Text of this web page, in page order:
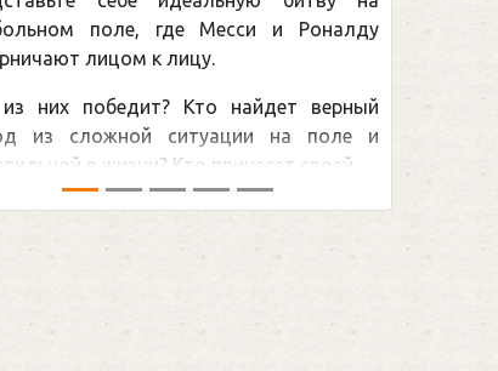
и
...
принадлежит великому канадцу Уэйну
Гретцки, — едва ли не самая обсуждаемая
хоккейная тема последних лет в мире.Перед
сезоном Национальной хоккейной лиги — ...